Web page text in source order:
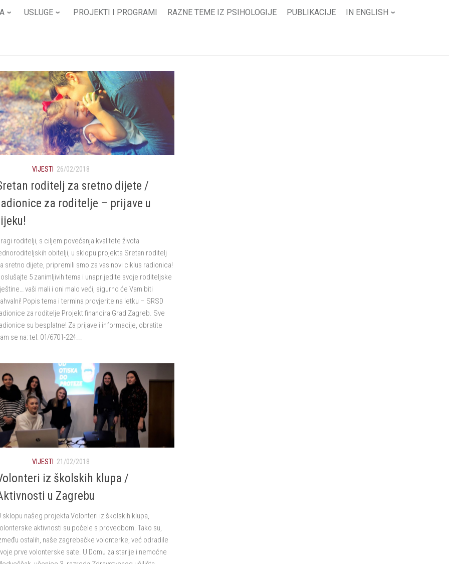
USLUGE PROJEKTI I PROGRAMI RAZNE TEME IZ PSIHOLOGIJE PUBLIKACIJE IN ENGLISH
VIJESTI 26/02/2018
roditelj za sretno dijete /
za roditelje – prijave u
roditelji, s ciljem povećanja kvalitete života
obitelji, u sklopu projekta Sretan roditelj
sretno dijete, pripremili smo za vas novi ciklus radionica!
5 zanimljivih tema i unaprijedite svoje roditeljske
vaši mali i oni malo veći, sigurno će Vam biti
Popis tema i termina provjerite na letku – SRSD
za roditelje Projekt financira Grad Zagreb. Sve
su besplatne! Za prijave i informacije, obratite
se na: tel: 01/6701-224...
VIJESTI 21/02/2018
iz školskih klupa /
u Zagrebu
sklopu našeg projekta Volonteri iz školskih klupa,
aktivnosti su počele s provedbom. Tako su,
ostalih, naše zagrebačke volonterke, već odradile
prve volonterske sate. U Domu za starije i nemoćne